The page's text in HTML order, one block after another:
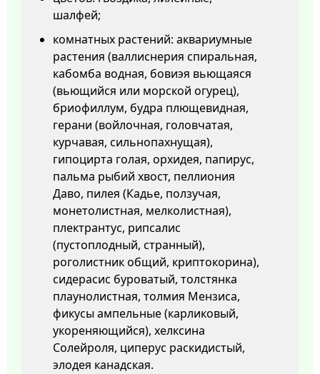
шалфей;
комнатных растений: аквариумные
растения (валлиснерия спиральная,
кабомба водная, бовиэя вьющаяся
(вьющийся или морской огурец),
бриофиллум, будра плющевидная,
герани (войлочная, головчатая,
курчавая, сильнопахнущая),
гипоцирта голая, орхидея, папирус,
пальма рыбий хвост, пеллиония
Даво, пилея (Кадье, ползучая,
монетолистная, мелколистная),
плектрантус, рипсалис
(пустоплодный, странный),
роголистник общий, криптокорина),
сидерасис буроватый, толстянка
плаунолистная, толмия Мензиса,
фикусы ампельные (карликовый,
укореняющийся), хелксина
Солейроля, циперус раскидистый,
элодея канадская.